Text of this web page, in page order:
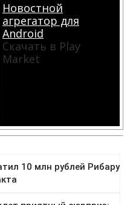
Новостной
агрегатор для
Android
Скачать в Play
Market